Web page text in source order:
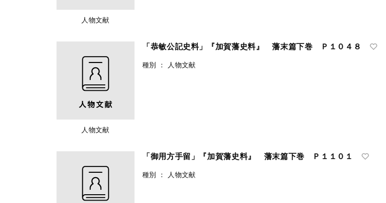
人物文献
人物文献
「恭敏公記史料」『加賀藩史料』 藩末篇下巻 Ｐ１０４８
種別 ： 人物文献
「御用方手留」『加賀藩史料』 藩末篇下巻 Ｐ１１０１
種別 ： 人物文献